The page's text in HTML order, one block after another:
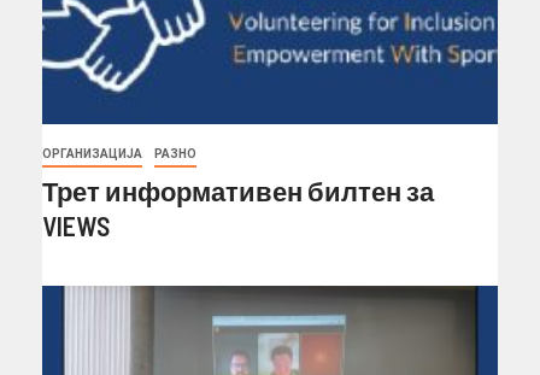
ОРГАНИЗАЦИЈА РАЗНО
Трет информативен билтен за
VIEWS